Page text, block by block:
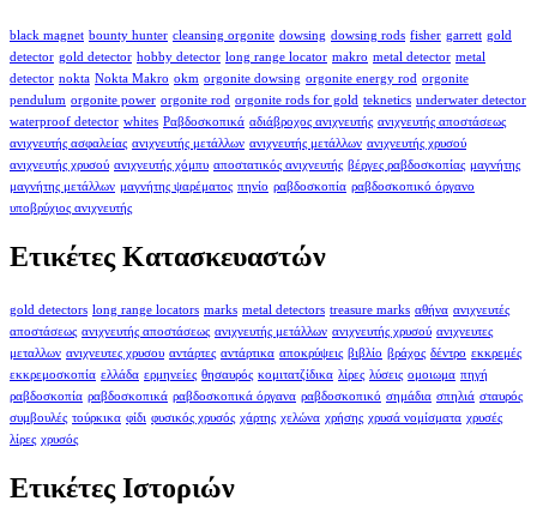
black magnet bounty hunter cleansing orgonite dowsing dowsing rods fisher garrett gold
detector gold detector hobby detector long range locator makro metal detector metal
detector nokta Nokta Makro okm orgonite dowsing orgonite energy rod orgonite
pendulum orgonite power orgonite rod orgonite rods for gold teknetics underwater detector
waterproof detector whites Ραβδοσκοπικά αδιάβροχος ανιχνευτής ανιχνευτής αποστάσεως
ανιχνευτής ασφαλείας ανιχνευτής μετάλλων ανιχνευτής μετάλλων ανιχνευτής χρυσού
ανιχνευτής χρυσού ανιχνευτής χόμπυ αποστατικός ανιχνευτής βέργες ραβδοσκοπίας μαγνήτης
μαγνήτης μετάλλων μαγνήτης ψαρέματος πηνίο ραβδοσκοπία ραβδοσκοπικό όργανο
υποβρύχιος ανιχνευτής
Ετικέτες Κατασκευαστών
gold detectors long range locators marks metal detectors treasure marks αθήνα ανιχνευτές
αποστάσεως ανιχνευτής αποστάσεως ανιχνευτής μετάλλων ανιχνευτής χρυσού ανιχνευτες
μεταλλων ανιχνευτες χρυσου αντάρτες αντάρτικα αποκρύψεις βιβλίο βράχος δέντρο εκκρεμές
εκκρεμοσκοπία ελλάδα ερμηνείες θησαυρός κομιτατζίδικα λίρες λύσεις ομοιωμα πηγή
ραβδοσκοπία ραβδοσκοπικά ραβδοσκοπικά όργανα ραβδοσκοπικό σημάδια σπηλιά σταυρός
συμβουλές τούρκικα φίδι φυσικός χρυσός χάρτης χελώνα χρήσης χρυσά νομίσματα χρυσές
λίρες χρυσός
Ετικέτες Ιστοριών